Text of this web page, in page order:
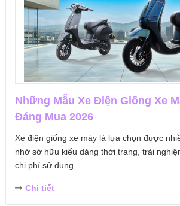
Những Mẫu Xe Điện Giống Xe
Đáng Mua 2026
Xe điện giống xe máy là lựa chọn được
nhờ sở hữu kiểu dáng thời trang, trải
chi phí sử dụng...
Chi tiết